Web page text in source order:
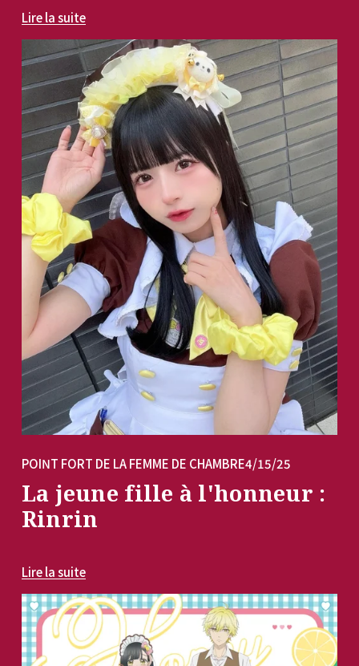
Lire la suite
POINT FORT DE LA FEMME DE CHAMBRE4/15/25
La jeune fille à l'honneur :
Rinrin
Lire la suite